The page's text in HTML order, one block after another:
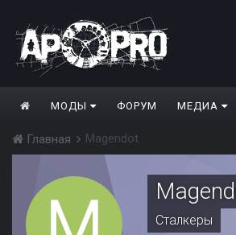
МОДЫ ФОРУМ МЕДИА
Главная Magendot
Сталкеры